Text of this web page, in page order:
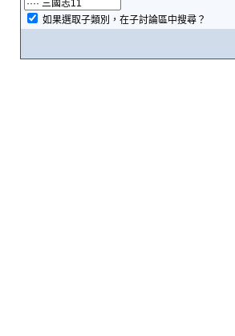
如果選取子類別，在子討論區中搜尋？